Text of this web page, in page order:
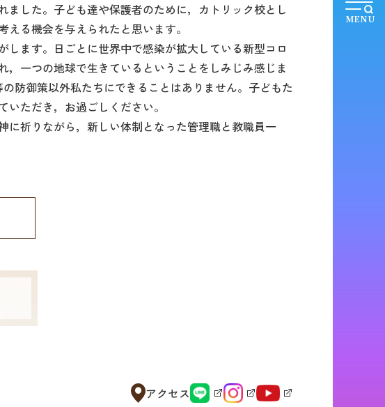
MENU
した。子ども達や保護者のために，カトリック校とし
る機会を与えられたと思います。
ます。日ごとに世界中で感染が拡大している新型コロ
一つの地球で生きているということをしみじみ感じま
防御策以外私たちにできることはありません。子どもた
ただき，お過ごしください。
祈りながら，新しい体制となった管理職と教職員一
アクセス